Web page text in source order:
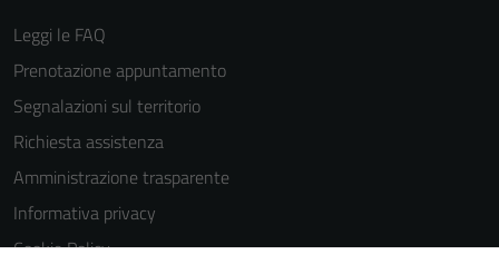
Leggi le FAQ
Prenotazione appuntamento
Segnalazioni sul territorio
Richiesta assistenza
Amministrazione trasparente
Informativa privacy
Cookie Policy
non raccolgono